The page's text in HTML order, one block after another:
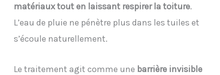
matériaux tout en laissant respirer la toiture.
L’eau de pluie ne pénètre plus dans les tuiles et
s’écoule naturellement.
Le traitement agit comme une barrière invisible